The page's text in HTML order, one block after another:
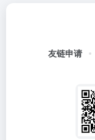
友链申请